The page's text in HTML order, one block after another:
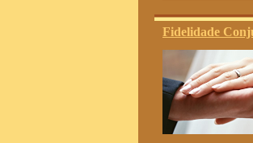
Fidelidade